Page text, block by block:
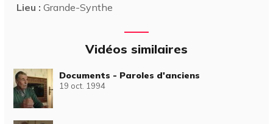
Lieu : Grande-Synthe
Vidéos similaires
Documents - Paroles d'anciens
19 oct. 1994